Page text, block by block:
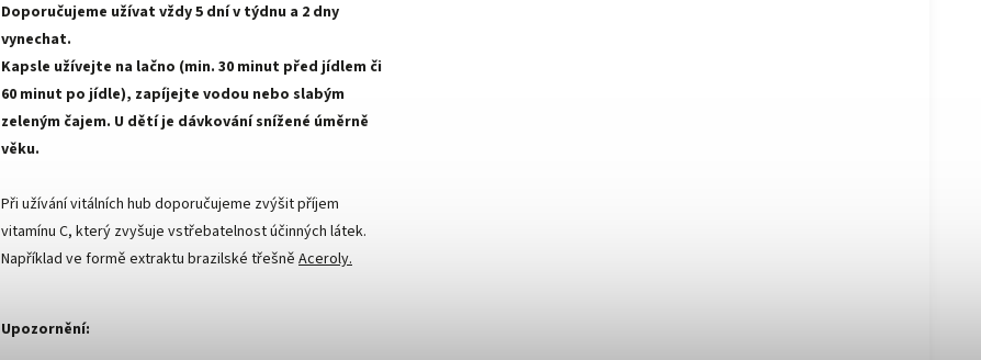
Doporučujeme užívat vždy 5 dní v týdnu a 2 dny
vynechat.
Kapsle užívejte na lačno (min. 30 minut před jídlem či
60 minut po jídle), zapíjejte vodou nebo slabým
zeleným čajem. U dětí je dávkování snížené úměrně
věku.
Při užívání vitálních hub doporučujeme zvýšit příjem
vitamínu C, který zvyšuje vstřebatelnost účinných látek.
Například ve formě extraktu brazilské třešně Aceroly.
Upozornění: